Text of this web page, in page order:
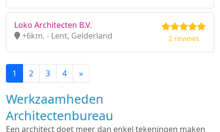
Loko Architecten B.V.
+6km. - Lent, Gelderland
2 reviews
1 2 3 4 »
Werkzaamheden
Architectenbureau
Een architect doet meer dan enkel tekeningen maken